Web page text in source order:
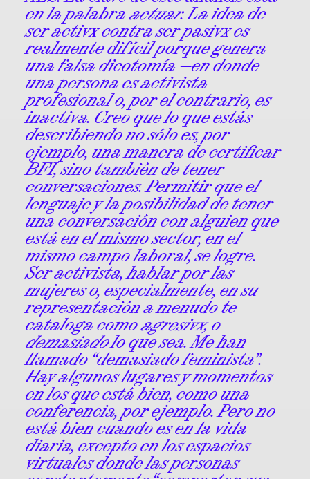
en la palabraactuar. La idea de
ser activx contra ser pasivx es
realmente difícil porque genera
una falsa dicotomía —en donde
una persona es activista
profesional o, por el contrario, es
inactiva. Creo que lo que estás
describiendo no sólo es, por
ejemplo, una manera de certificar
BFI, sino también de tener
conversaciones. Permitir que el
lenguaje y la posibilidad de tener
una conversación con alguien que
está en el mismo sector, en el
mismo campo laboral, se logre.
Ser activista, hablar por las
mujeres o, especialmente, en su
representación a menudo te
cataloga comoagresivx,o
demasiadolo que sea. Me han
llamado “demasiado feminista”.
Hay algunos lugares y momentos
en los que está bien, como una
conferencia, por ejemplo. Pero no
está bien cuando es en la vida
diaria, excepto en los espacios
virtuales donde las personas